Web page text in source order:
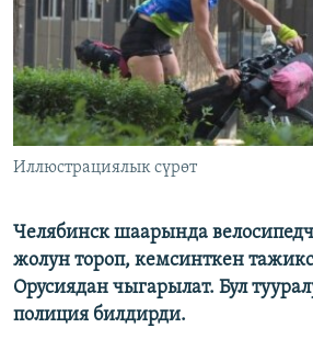
Иллюстрациялык сүрөт
Челябинск шаарында
жолун тороп, кемсинткен
Орусиядан чыгарылат. Бул
полиция билдирди.